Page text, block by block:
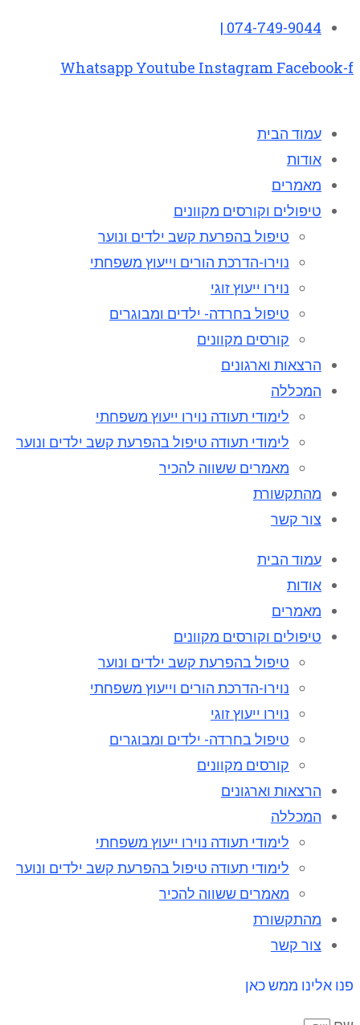
074-749-9044 |
Whatsapp Youtube Instagram Facebook-f
עמוד הבית
אודות
מאמרים
טיפולים וקורסים מקוונים
טיפול בהפרעת קשב ילדים ונוער
נוירו-הדרכת הורים וייעוץ משפחתי
נוירו ייעוץ זוגי
טיפול בחרדה- ילדים ומבוגרים
קורסים מקוונים
הרצאות וארגונים
המכללה
לימודי תעודה נוירו ייעוץ משפחתי
לימודי תעודה טיפול בהפרעת קשב ילדים ונוער
מאמרים ששווה להכיר
מהתקשורת
צור קשר
עמוד הבית
אודות
מאמרים
טיפולים וקורסים מקוונים
טיפול בהפרעת קשב ילדים ונוער
נוירו-הדרכת הורים וייעוץ משפחתי
נוירו ייעוץ זוגי
טיפול בחרדה- ילדים ומבוגרים
קורסים מקוונים
הרצאות וארגונים
המכללה
לימודי תעודה נוירו ייעוץ משפחתי
לימודי תעודה טיפול בהפרעת קשב ילדים ונוער
מאמרים ששווה להכיר
מהתקשורת
צור קשר
פנו אלינו ממש כאן